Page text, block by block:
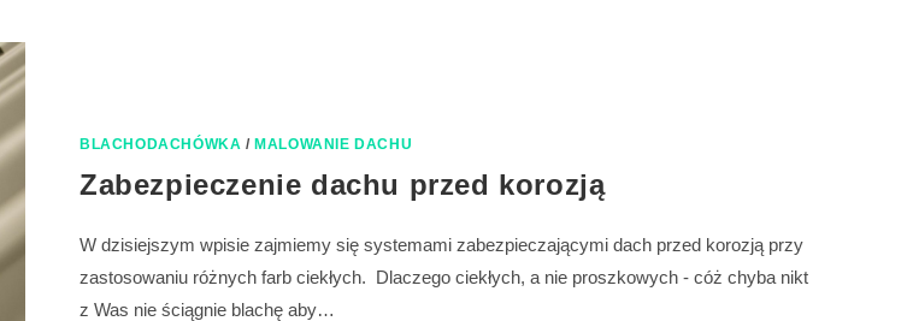
BLACHODACHÓWKA /MALOWANIE DACHU
Zabezpieczenie dachu przed korozją
W dzisiejszym wpisie zajmiemy się systemami zabezpieczającymi dach przed korozją przy
zastosowaniu różnych farb ciekłych. Dlaczego ciekłych, a nie proszkowych - cóż chyba nikt
z Was nie ściągnie blachę aby…